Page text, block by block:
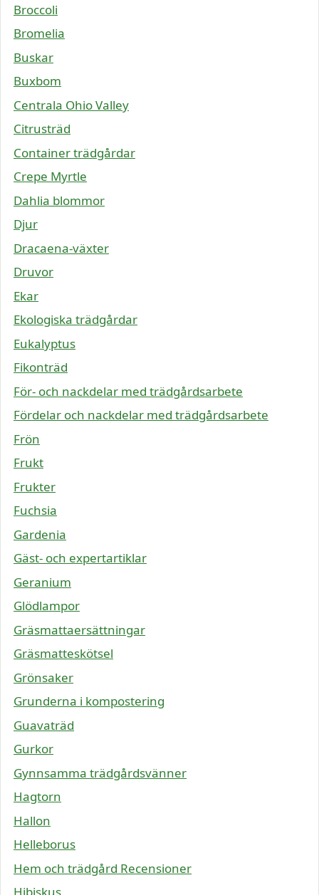
Broccoli
Bromelia
Buskar
Buxbom
Centrala Ohio Valley
Citrusträd
Container trädgårdar
Crepe Myrtle
Dahlia blommor
Djur
Dracaena-växter
Druvor
Ekar
Ekologiska trädgårdar
Eukalyptus
Fikonträd
För- och nackdelar med trädgårdsarbete
Fördelar och nackdelar med trädgårdsarbete
Frön
Frukt
Frukter
Fuchsia
Gardenia
Gäst- och expertartiklar
Geranium
Glödlampor
Gräsmattaersättningar
Gräsmatteskötsel
Grönsaker
Grunderna i kompostering
Guavaträd
Gurkor
Gynnsamma trädgårdsvänner
Hagtorn
Hallon
Helleborus
Hem och trädgård Recensioner